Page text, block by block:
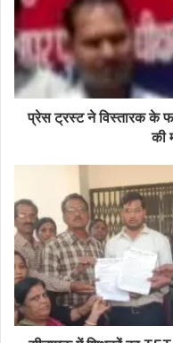
प्रेस ट्रस्ट ने विस्तारक के
की